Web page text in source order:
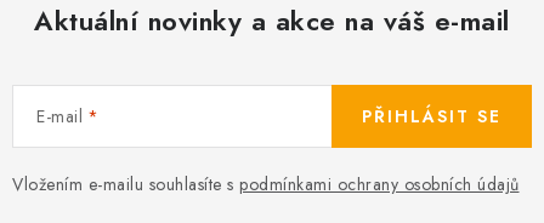
Aktuální novinky a akce na váš e-mail
E-mail
Vložením e-mailu souhlasíte s podmínkami ochrany osobních údajů
PŘIHLÁSIT SE